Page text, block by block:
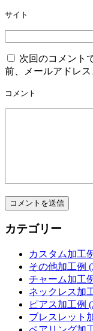
サイト
次回のコメント
前、メールアドレス
コメント
カテゴリー
カスタム加工
その他加工例
チャーム加工
ネックレス加
ピアス加工例
ブレスレット